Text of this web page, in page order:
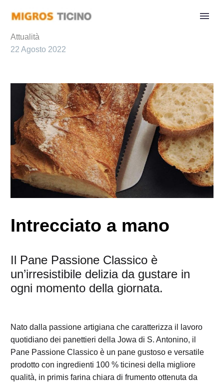
Attualità
22 Agosto 2022
Intrecciato a mano
Il Pane Passione Classico è
un’irresistibile delizia da gustare in
ogni momento della giornata.
Nato dalla passione artigiana che caratterizza il lavoro
quotidiano dei panettieri della Jowa di S. Antonino, il
Pane Passione Classico è un pane gustoso e versatile
prodotto con ingredienti 100 % ticinesi della migliore
qualità, in primis farina chiara di frumento ottenuta da